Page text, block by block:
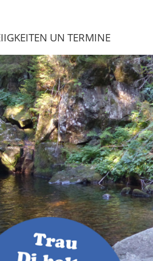
UN TERMINE